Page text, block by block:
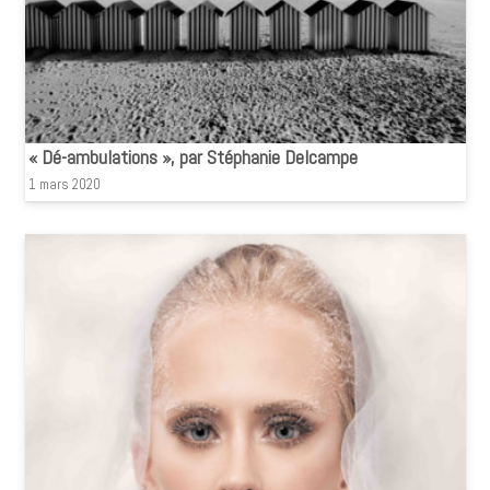
« Dé-ambulations », par Stéphanie Delcampe
1 mars 2020